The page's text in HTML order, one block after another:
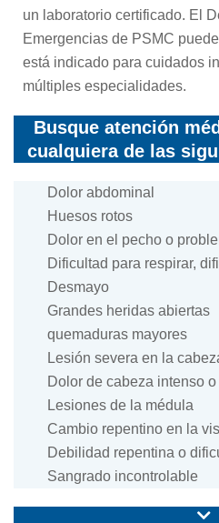
Cuidados críticos
Salud de la mujer
un laboratorio certificado. El
Emergencias de PSMC
está indicado para cuidados
múltiples especialidades.
Busque atención
cualquiera de las
Dolor abdominal
Huesos rotos
Dolor en el pecho o
Dificultad para respirar,
Desmayo
Grandes heridas abiertas
quemaduras mayores
Lesión severa en la
Dolor de cabeza intenso o
Lesiones de la médula
Cambio repentino en la
Debilidad repentina o
Sangrado incontrolable